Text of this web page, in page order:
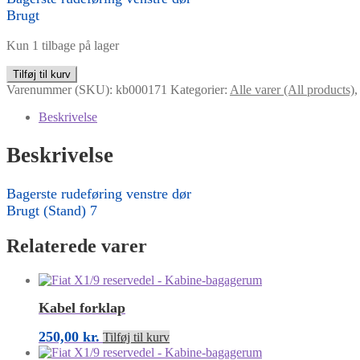
Brugt
Kun 1 tilbage på lager
Bagerste
rudeføring
Tilføj til kurv
Varenummer (SKU): kb000171 Kategorier: Alle varer (All products),
Beskrivelse
Beskrivelse
Bagerste rudeføring venstre dør
Brugt (Stand) 7
Relaterede varer
Kabel forklap
250,00 kr. Tilføj til kurv